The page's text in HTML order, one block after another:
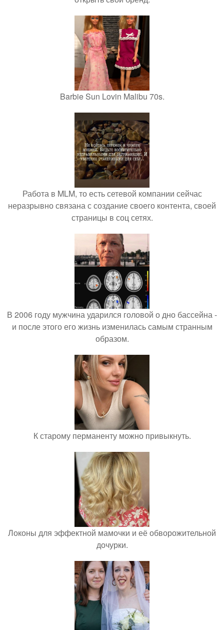
Barbie Sun Lovin Malibu 70s.
Работа в MLM, то есть сетевой компании сейчас
неразрывно связана с создание своего контента, своей
страницы в соц сетях.
В 2006 году мужчина ударился головой о дно бассейна -
и после этого его жизнь изменилась самым странным
образом.
К старому перманенту можно привыкнуть.
Локоны для эффектной мамочки и её обворожительной
дочурки.